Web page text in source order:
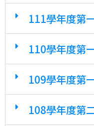
111學年度第
110學年度第
109學年度第
108學年度第